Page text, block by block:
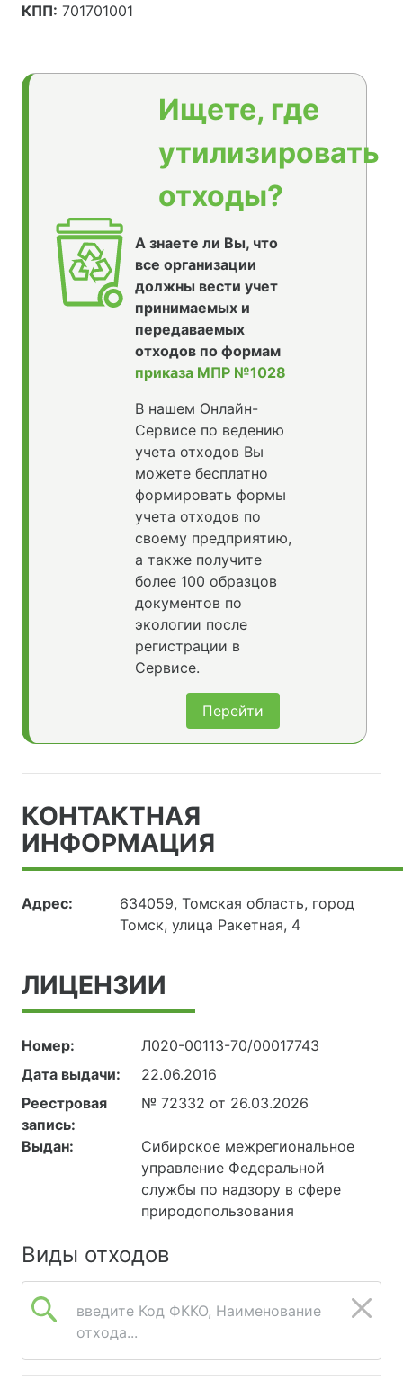
КПП: 701701001
Ищете, где
утилизировать
отходы?
А знаете ли Вы, что
все организации
должны вести учет
принимаемых и
передаваемых
отходов по формам
приказа МПР №1028
В нашем Онлайн-
Сервисе по ведению
учета отходов Вы
можете бесплатно
формировать формы
учета отходов по
своему предприятию,
а также получите
более 100 образцов
документов по
экологии после
регистрации в
Сервисе.
Перейти
КОНТАКТНАЯ
ИНФОРМАЦИЯ
Адрес:
634059, Томская область, город
Томск, улица Ракетная, 4
ЛИЦЕНЗИИ
Номер:
Л020-00113-70/00017743
Дата выдачи:
22.06.2016
Реестровая
запись:
№ 72332 от 26.03.2026
Выдан:
Сибирское межрегиональное
управление Федеральной
службы по надзору в сфере
природопользования
Виды отходов
введите Код ФККО, Наименование
отхода...